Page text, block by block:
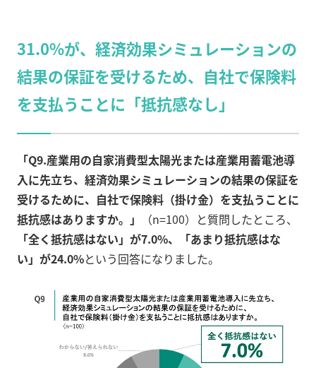
31.0%が、経済効果シミュレーションの
結果の保証を受けるため、自社で保険料
を支払うことに「抵抗感なし」
「Q9.産業用の自家消費型太陽光または産業用蓄電池導
入に先立ち、経済効果シミュレーションの結果の保証を
受けるために、自社で保険料（掛け金）を支払うことに
抵抗感はありますか。」
（n=100）と質問したところ、
「全く抵抗感はない」が7.0%、「あまり抵抗感はな
い」が24.0%という回答になりました。